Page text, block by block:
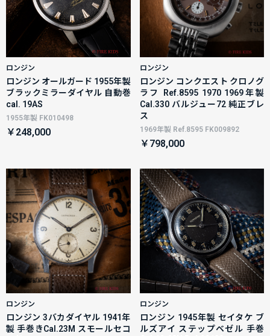
ロンジン
ロンジン オールガード 1955年製
ブラックミラーダイヤル 自動巻
cal. 19AS
1955年製 FK010498
￥248,000
ロンジン
ロンジン コンクエスト クロノグ
ラフ Ref.8595 1970 1969年製
Cal.330 バルジュー72 純正ブレ
ス
1969年製 Ref.8595 FK009892
￥798,000
ロンジン
ロンジン 3バカダイヤル 1941年
製 手巻きCal.23M スモールセコ
ロンジン
ロンジン 1945年製 セイタケ ブ
ルズアイ ステップベゼル 手巻